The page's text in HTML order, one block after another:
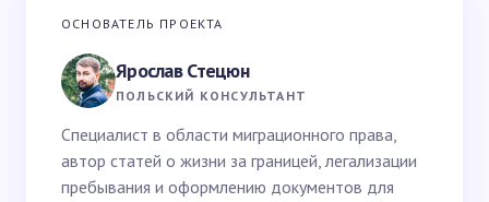
Ваш адрес email не будет опубликован.
Ваше имя *
Email *
ОСНОВАТЕЛЬ ПРОЕКТА
Ярослав Стецюн
ПОЛЬСКИЙ КОНСУЛЬТАНТ
Специалист в области миграционного права,
автор статей о жизни за границей, легализации
пребывания и оформлению документов для